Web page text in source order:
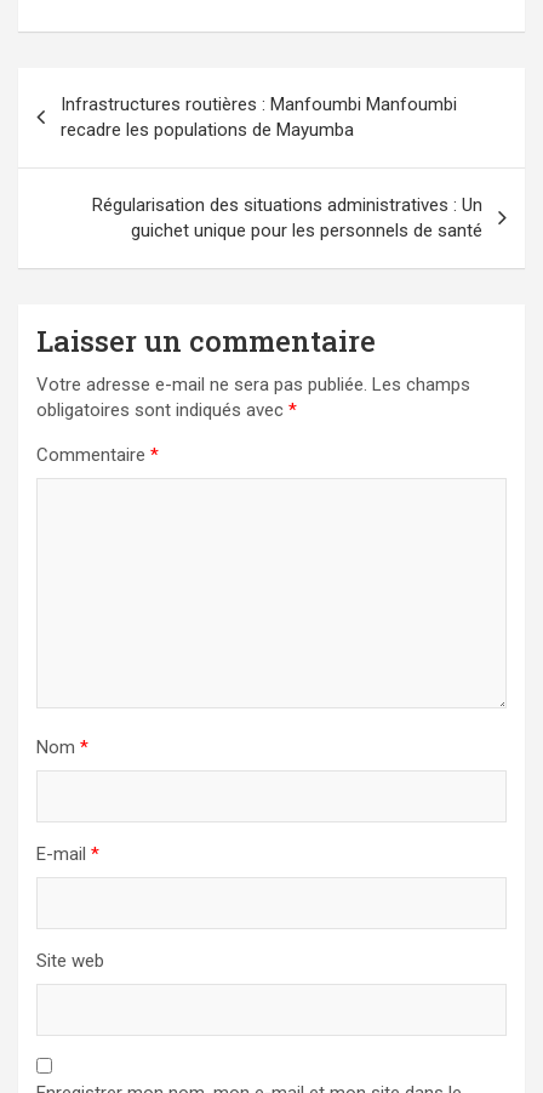
de
l’article
Infrastructures routières : Manfoumbi Manfoumbi
recadre les populations de Mayumba
Régularisation des situations administratives : Un
guichet unique pour les personnels de santé
Laisser un commentaire
Votre adresse e-mail ne sera pas publiée. Les champs
obligatoires sont indiqués avec *
Commentaire *
Nom *
E-mail *
Site web